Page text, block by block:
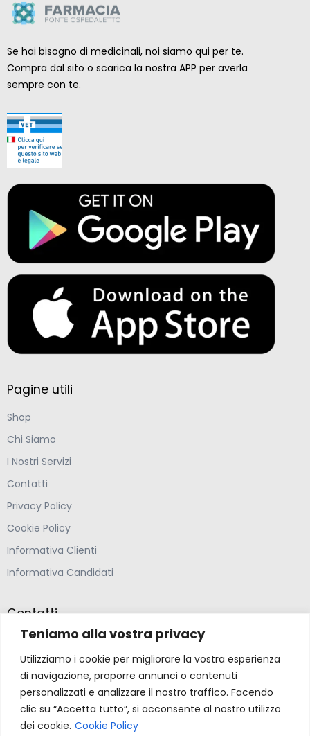
Teniamo alla vostra privacy
Utilizziamo i cookie per migliorare la vostra esperienza
di navigazione, proporre annunci o contenuti
personalizzati e analizzare il nostro traffico. Facendo
clic su “Accetta tutto”, si acconsente al nostro utilizzo
dei cookie. Cookie Policy
Se hai bisogno di medicinali, noi siamo qui per te.
Compra dal sito o scarica la nostra APP per averla
sempre con te.
Pagine utili
Shop
Chi Siamo
I Nostri Servizi
Contatti
Privacy Policy
Cookie Policy
Informativa Clienti
Informativa Candidati
Contatti
Farmacia Ponte Ospedaletto S.N.C
Via della Solidarietà 2,
47020 Longiano, Forlì-Cesena
(39) 0547 57265